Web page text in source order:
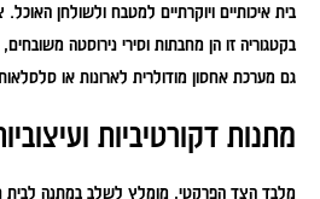
בית איכותיים ויוקרתיים למטבח ולשולחן
בקטגוריה זו הן מחבתות וסירי נירוסטה
גם מערכת אחסון מודולרית לארונות או
מתנות דקורטיביות
מלבד הצד הפרקטי, מומלץ לשלב במתנה לבית חדש